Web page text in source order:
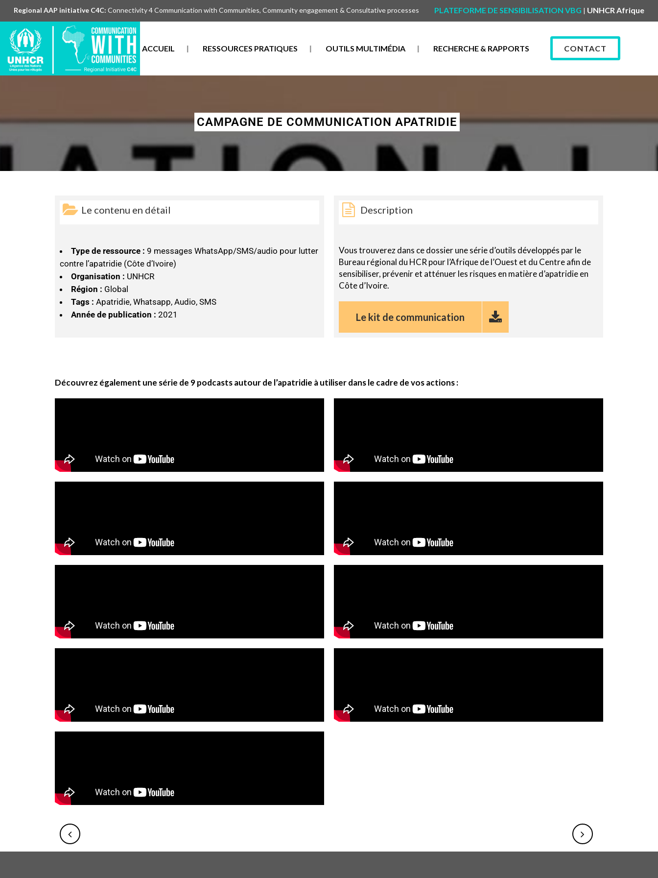
Regional AAP initiative C4C: Connectivity 4 Communication with Communities, Community engagement & Consultative processes PLATEFORME DE SENSIBILISATION VBG | UNHCR Afrique
CONTACT
ACCUEIL RESSOURCES PRATIQUES OUTILS MULTIMÉDIA RECHERCHE & RAPPORTS
CAMPAGNE DE COMMUNICATION APATRIDIE
Le contenu en détail
Type de ressource : 9 messages WhatsApp/SMS/audio pour lutter
contre l’apatridie (Côte d’Ivoire)
Organisation : UNHCR
Région : Global
Tags : Apatridie, Whatsapp, Audio, SMS
Année de publication : 2021
Description
Vous trouverez dans ce dossier une série d’outils développés par le
Bureau régional du HCR pour l’Afrique de l’Ouest et du Centre afin de
sensibiliser, prévenir et atténuer les risques en matière d’apatridie en
Côte d’Ivoire.
Le kit de communication
Découvrez également une série de 9 podcasts autour de l’apatridie à utiliser dans le cadre de vos actions :